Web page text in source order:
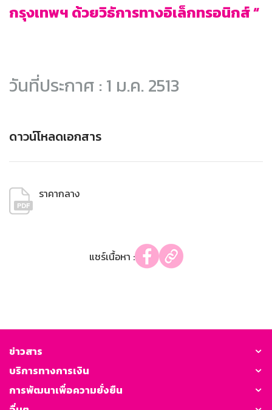
กรุงเทพฯ ด้วยวิธัการทางอิเล็กทรอนิกส์ “
วันที่ประกาศ : 1 ม.ค. 2513
ดาวน์โหลดเอกสาร
ราคากลาง
แชร์เนื้อหา :
ข่าวสาร
บริการทางการเงิน
การพัฒนาเพื่อความยั่งยืน